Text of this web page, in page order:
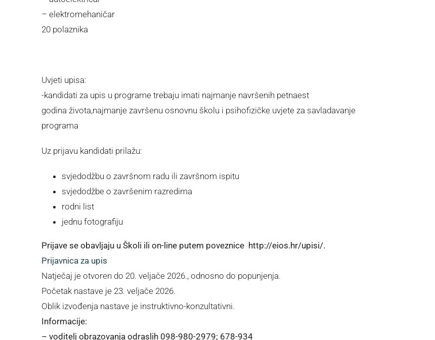
– elektromehaničar
20 polaznika
Uvjeti upisa:
-kandidati za upis u programe trebaju imati najmanje navršenih petnaest
godina života,najmanje završenu osnovnu školu i psihofizičke uvjete za savladavanje
programa
Uz prijavu kandidati prilažu:
svjedodžbu o završnom radu ili završnom ispitu
svjedodžbe o završenim razredima
rodni list
jednu fotografiju
Prijave se obavljaju u Školi ili on-line putem poveznice http://eios.hr/upisi/.
Prijavnica za upis
Natječaj je otvoren do 20. veljače 2026., odnosno do popunjenja.
Početak nastave je 23. veljače 2026.
Oblik izvođenja nastave je instruktivno-konzultativni.
Informacije:
– voditelj obrazovanja odraslih 098-980-2979; 678-934